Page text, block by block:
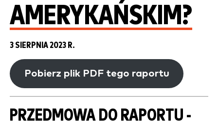
AMERYKAŃSKIM?
3 SIERPNIA 2023 R.
Pobierz plik PDF tego raportu
PRZEDMOWA DO RAPORTU -